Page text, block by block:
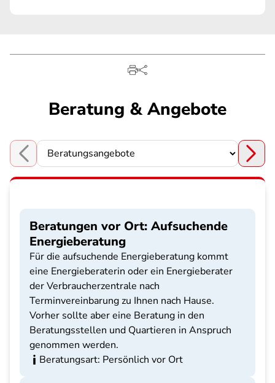
Beratung & Angebote
Choose a section
Beratungen vor Ort: Aufsuchende
Energieberatung
Für die aufsuchende Energieberatung kommt
eine Energieberaterin oder ein Energieberater
der Verbraucherzentrale nach
Terminvereinbarung zu Ihnen nach Hause.
Vorher sollte aber eine Beratung in den
Beratungsstellen und Quartieren in Anspruch
genommen werden.
Beratungsart: Persönlich vor Ort